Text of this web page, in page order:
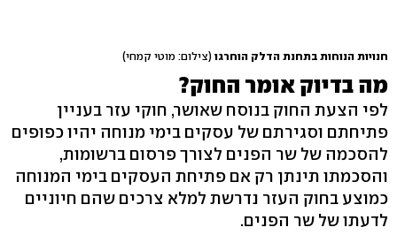
חנויות הנוחות בתחנת הדלק הוחרגו (צילום: מוטי קמחי)
מה בדיוק אומר החוק?
לפי הצעת החוק בנוסח שאושר, חוקי עזר בעניין
פתיחתם וסגירתם של עסקים בימי מנוחה יהיו כפופים
להסכמה של שר הפנים לצורך פרסום ברשומות,
והסכמתו תינתן רק אם פתיחת העסקים בימי המנוחה
כמוצע בחוק העזר נדרשת למלא צרכים שהם חיוניים
לדעתו של שר הפנים.